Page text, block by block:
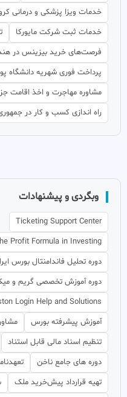
خدمات ویزا پزشکی و درمانی
خدمات ثبت شرکت مایورکا
فرصت‌های خرید بیزینس در
پرداخت فوری شهریه دانشگاه
مشاوره مهاجرت و اخذ اقامت
راه اندازی کسب و کار در
وبگردی و پیشنهادات
Ticketing Support Center
Profit Formula in Investing
دوره تحلیل فاندامنتال بورس
دوره آموزش تخصصی گریم و
Login Help and Solutions
آموزش پیشرفته بورس
تنظیم اسناد مالی قابل استناد
دوره های جامع ناخن
تهیه قرارداد پیش‌خرید ملک